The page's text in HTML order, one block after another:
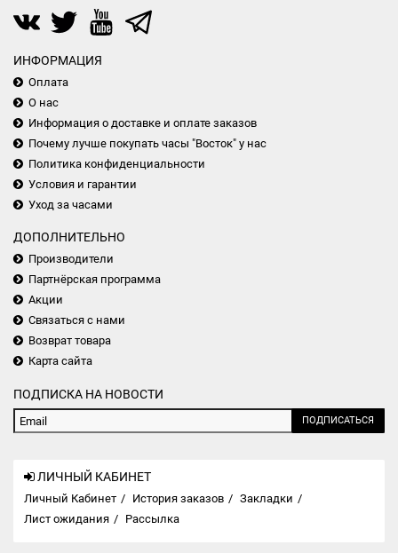
ИНФОРМАЦИЯ
Оплата
О нас
Информация о доставке и оплате заказов
Почему лучше покупать часы "Восток" у нас
Политика конфиденциальности
Условия и гарантии
Уход за часами
ДОПОЛНИТЕЛЬНО
Производители
Партнёрская программа
Акции
Связаться с нами
Возврат товара
Карта сайта
ПОДПИСКА НА НОВОСТИ
ПОДПИСАТЬСЯ
ЛИЧНЫЙ КАБИНЕТ
Личный Кабинет История заказов
Закладки
Лист ожидания
Рассылка